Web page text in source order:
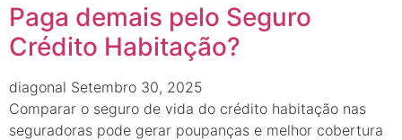
Paga demais pelo Seguro
Crédito Habitação?
diagonal Setembro 30, 2025
Comparar o seguro de vida do crédito habitação nas
seguradoras pode gerar poupanças e melhor cobertura